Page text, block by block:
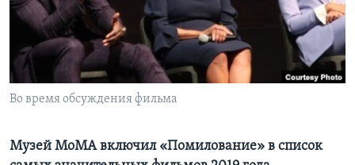
Learning English
СОЦИАЛЬНЫЕ СЕТИ
Языки
Во время обсуждения фильма
Музей MoMA включил «Помилование» в список